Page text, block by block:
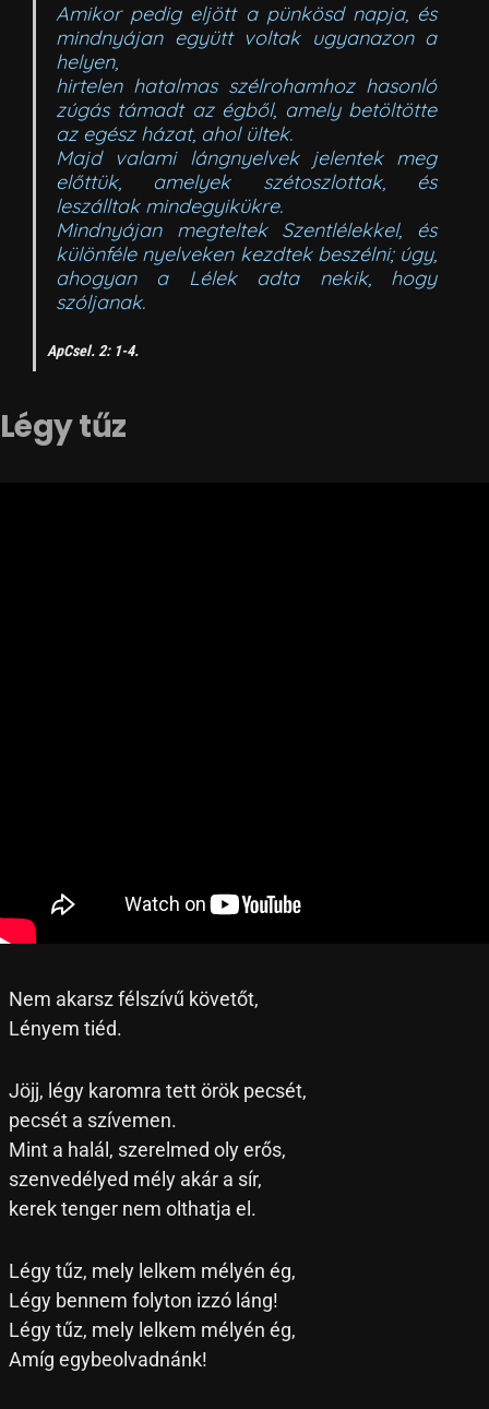
Amikor pedig eljött a pünkösd napja, és
mindnyájan együtt voltak ugyanazon a
helyen,
hirtelen hatalmas szélrohamhoz hasonló
zúgás támadt az égből, amely betöltötte
az egész házat, ahol ültek.
Majd valami lángnyelvek jelentek meg
előttük, amelyek szétoszlottak, és
leszálltak mindegyikükre.
Mindnyájan megteltek Szentlélekkel, és
különféle nyelveken kezdtek beszélni; úgy,
ahogyan a Lélek adta nekik, hogy
szóljanak.
ApCsel. 2: 1-4.
Légy tűz
Nem akarsz félszívű követőt,
Lényem tiéd.
Jöjj, légy karomra tett örök pecsét,
pecsét a szívemen.
Mint a halál, szerelmed oly erős,
szenvedélyed mély akár a sír,
kerek tenger nem olthatja el.
Légy tűz, mely lelkem mélyén ég,
Légy bennem folyton izzó láng!
Légy tűz, mely lelkem mélyén ég,
Amíg egybeolvadnánk!